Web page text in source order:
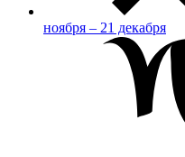
ноября – 21 декабря